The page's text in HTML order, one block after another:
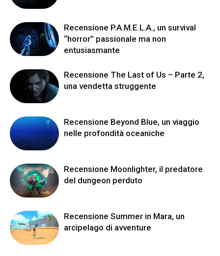
Recensione P.A.M.E.L.A., un survival
“horror” passionale ma non
entusiasmante
Recensione The Last of Us – Parte 2,
una vendetta struggente
Recensione Beyond Blue, un viaggio
nelle profondità oceaniche
Recensione Moonlighter, il predatore
del dungeon perduto
Recensione Summer in Mara, un
arcipelago di avventure